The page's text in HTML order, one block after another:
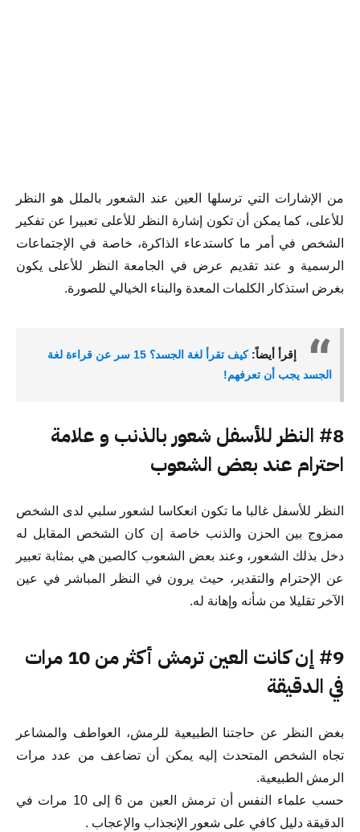
من الإشارات التي ترسلها العين عند الشعور بالملل هو النظر
للأعلى، كما يمكن أن تكون إشارة النظر للأعلى تعبيرا عن تفكير
الشخص في أمر ما كاستدعاء الذاكرة، خاصة في الإجتماعات
الرسمية و عند تقديم عرض في الجامعة النظر للأعلى يكون
بغرض استذكار الكلمات المعدة والبناء الخيالي للصورة.
إقرأ أيضاً:
كيف تقرأ لغة الجسد؟ 15 سر عن قراءة لغة
الجسد يجب أن تعرفهم!
#8 النظر للأسفل شعور بالذنب و علامة
احترام عند بعض الشعوب
النظر للأسفل غالبا ما تكون انعكاسا لشعور سلبي لدى الشخص
ممزوج بين الحزن والذنب خاصة إن كان الشخص المقابل له
دخل بذلك الشعور، وعند بعض الشعوب كالصين هي بمثابة تعبير
عن الإحترام والتقدير، حيث يرون في النظر المباشر في عين
الآخر تقليلا من شأنه وإهانة له.
#9 إن كانت العين ترمش أكثر من 10 مرات
في الدقيقة
بغض النظر عن حاجتنا الطبيعية للرمش، العواطف والمشاعر
تجاه الشخص المتحدث إليه يمكن أن تضاعف من عدد مرات
الرمش الطبيعية.
حسب علماء النفس أن ترمش العين من 6 إلى 10 مرات في
الدقيقة دليل كافي على شعور الإنجذاب والإعجاب .